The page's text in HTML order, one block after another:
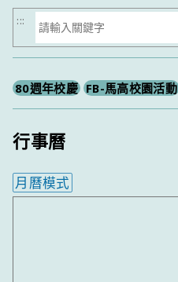
搜
尋
:::
80週年校慶 FB-馬高校園活動
行事曆
月曆模式